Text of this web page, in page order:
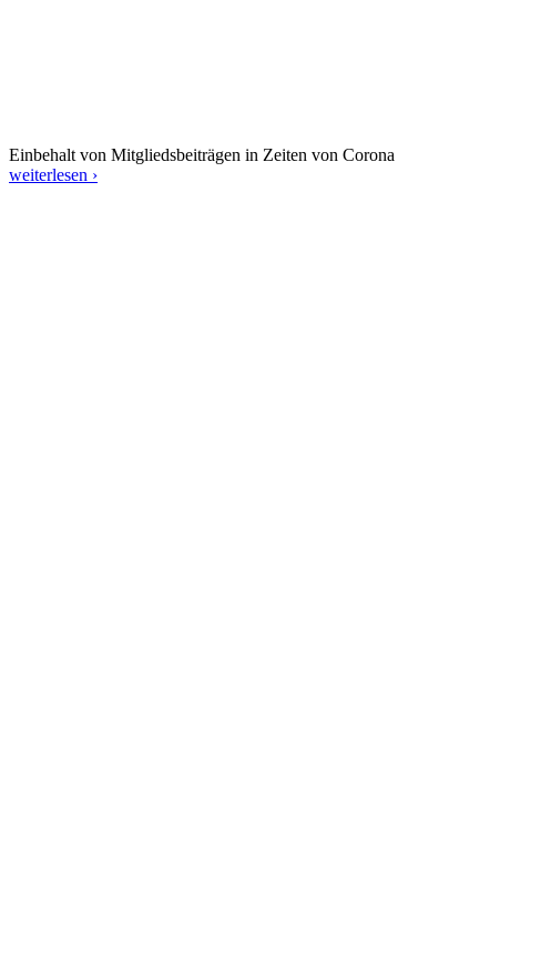
Einbehalt von Mitgliedsbeiträgen in Zeiten von Corona
weiterlesen ›